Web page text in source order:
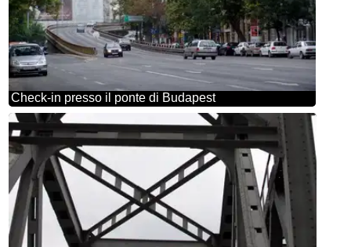
Check-in presso il ponte di Budapest